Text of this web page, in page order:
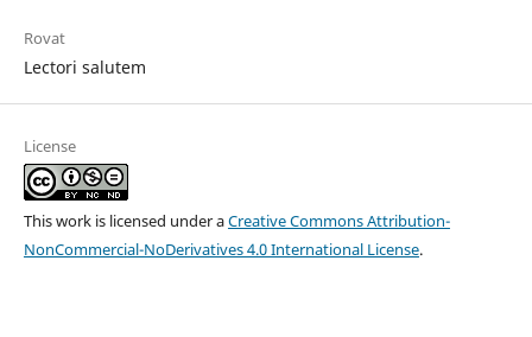
Rovat
Lectori salutem
License
This work is licensed under aCreative Commons Attribution-
NonCommercial-NoDerivatives 4.0 International License.